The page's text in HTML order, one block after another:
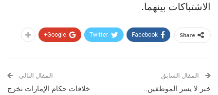
الاشتباكات بينهما.
Share
Facebook
Twitter
Google+
المقال السابق
خبر لا يسر الموظفين..
المقال التالي
خلافات حكام الإمارات تخرج